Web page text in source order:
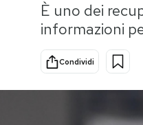
Storie/Idee
Ok Boomer!
Altrecose
È uno dei
informazioni
Condividi